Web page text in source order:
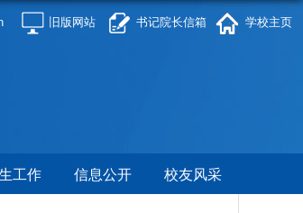
旧版网站 书记院长信箱 学校主页
工作 信息公开 校友风采